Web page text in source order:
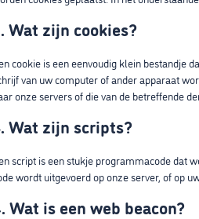
Wat zijn cookies?
cookie is een eenvoudig klein bestandje
van uw computer of ander apparaat
onze servers of die van de betreffende
Wat zijn scripts?
script is een stukje programmacode dat
wordt uitgevoerd op onze server, of op
Wat is een web beacon?